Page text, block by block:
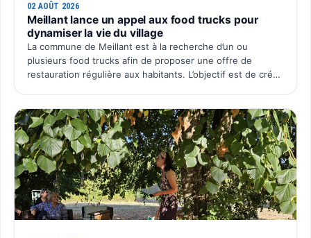
02 AOÛT 2026
Meillant lance un appel aux food trucks pour
dynamiser la vie du village
La commune de Meillant est à la recherche d’un ou
plusieurs food trucks afin de proposer une offre de
restauration régulière aux habitants. L’objectif est de créer